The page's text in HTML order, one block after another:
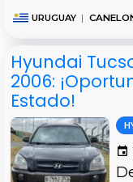
URUGUAY |
Hyundai
2006:
Estado!